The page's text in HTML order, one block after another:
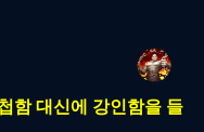
함 대신에 강인함을 들